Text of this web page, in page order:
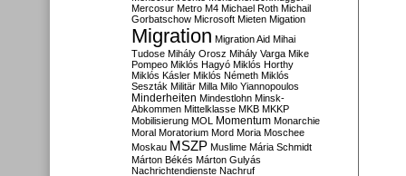
Mercosur Metro M4 Michael Roth Michail
Gorbatschow Microsoft Mieten Migation
Migration Migration Aid Mihai
Tudose Mihály Orosz Mihály Varga Mike
Pompeo Miklós Hagyó Miklós Horthy
Miklós Kásler Miklós Németh Miklós
Seszták Militär Milla Milo Yiannopoulos
Minderheiten Mindestlohn Minsk-
Abkommen Mittelklasse MKB MKKP
Mobilisierung MOL Momentum Monarchie
Moral Moratorium Mord Moria Moschee
Moskau MSZP Muslime Mária Schmidt
Márton Békés Márton Gulyás
Nachrichtendienste Nachruf